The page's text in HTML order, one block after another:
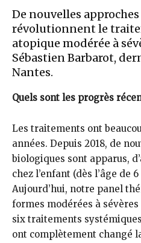
De nouvelles
révolutionnent le
atopique modérée à
Sébastien Barbarot,
Nantes.
Quels sont les progrès
Les traitements ont
années. Depuis 2018, de
biologiques sont apparus,
chez l’enfant (dès l’âge de
Aujourd’hui, notre panel
formes modérées à
six traitements
ont complètement changé